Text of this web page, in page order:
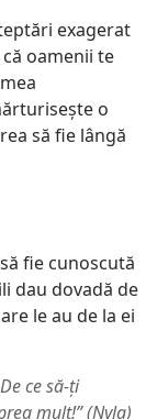
exagerat
oamenii te
o
să fie lângă
fie cunoscută
dau dovadă de
le au de la ei
ce să-ți
mult!” (Nyla)